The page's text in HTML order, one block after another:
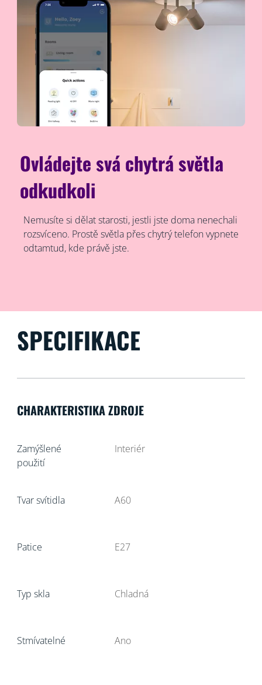
Ovládejte svá chytrá světla
odkudkoli
Nemusíte si dělat starosti, jestli jste doma nenechali
rozsvíceno. Prostě světla přes chytrý telefon vypnete
odtamtud, kde právě jste.
SPECIFIKACE
CHARAKTERISTIKA ZDROJE
Zamýšlené
použití
Interiér
Tvar svítidla A60
Patice E27
Typ skla Chladná
Stmívatelné Ano